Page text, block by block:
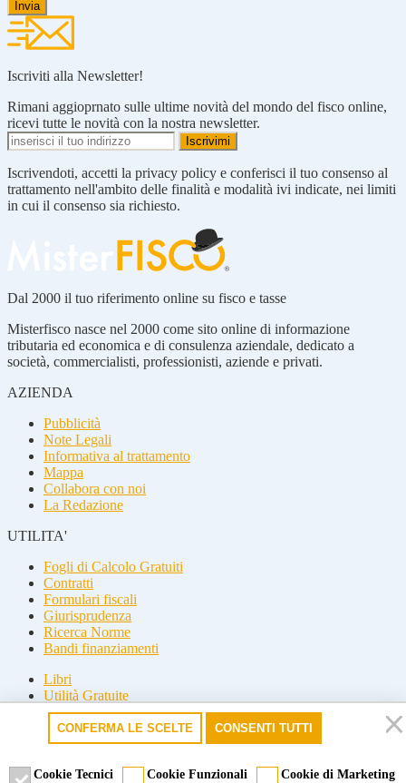
Iscriviti alla Newsletter!
Rimani aggioprnato sulle ultime novità del mondo del fisco online,
ricevi tutte le novità con la nostra newsletter.
Iscrivendoti, accetti la privacy policy e conferisci il tuo consenso al
trattamento nell'ambito delle finalità e modalità ivi indicate, nei limiti
in cui il consenso sia richiesto.
Dal 2000 il tuo riferimento online su fisco e tasse
Misterfisco nasce nel 2000 come sito online di informazione
tributaria ed economica e di consulenza aziendale, dedicato a
società, commercialisti, professionisti, aziende e privati.
AZIENDA
Pubblicità
Note Legali
Informativa al trattamento
Mappa
Collabora con noi
La Redazione
UTILITA'
Fogli di Calcolo Gratuiti
Contratti
Formulari fiscali
Giurisprudenza
Ricerca Norme
Bandi finanziamenti
Libri
Utilità Gratuite
Guide fiscali
Seguici
Seguici
CONFERMA LE SCELTE CONSENTI TUTTI
Cookie Tecnici Cookie Funzionali Cookie di Marketing